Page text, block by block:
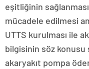
eşitliğinin
mücadele edilmesi
UTTS kurulması ile
bilgisinin söz konusu
akaryakıt pompa